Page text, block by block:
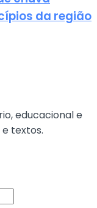
da região
educacional e
textos.